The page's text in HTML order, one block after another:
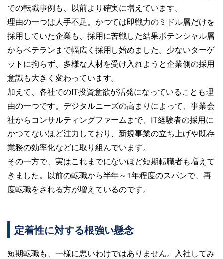
での転職事例も、以前より確実に増えています。
理由の一つは人手不足。かつては即戦力のミドル層だけを
採用していた企業も、採用に苦戦した結果ポテンシャル層
からベテランまで幅広く採用し始めました。少ないターゲ
ットに拘らず、多様な人材を受け入れようと企業側の採用
意識も大きく変わっています。
加えて、各社でのIT投資意欲が活発になっていることも理
由の一つです。デジタルニーズの高まりによって、事業会
社からコンサルティングファームまで、IT経験者の採用に
かつてないほど注力しており、新規事業の立ち上げや既存
業務の効率化などに取り組んでいます。
その一方で、実はこれまでにないほど短期転職者も増えて
きました。以前の転職から半年～1年程度のスパンで、再
度転職をされる方が増えているのです。
定着性に対する根強い懸念
短期転職も、一様に悪いわけではありません。入社してみ